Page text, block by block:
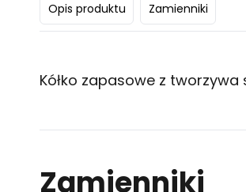
Opis produktu Zamienniki
Kółko zapasowe z
Zamienniki